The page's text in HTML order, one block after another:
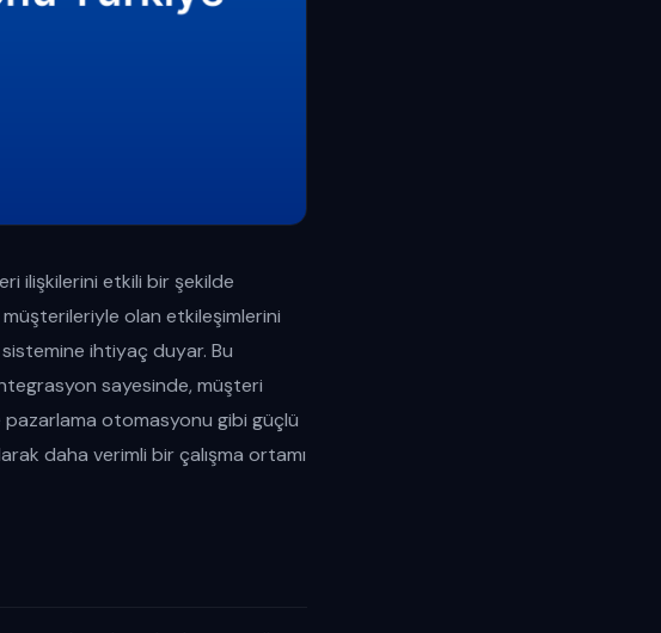
ilişkilerini etkili bir şekilde
olan etkileşimlerini
ihtiyaç duyar. Bu
sayesinde, müşteri
otomasyonu gibi güçlü
daha verimli bir çalışma ortamı